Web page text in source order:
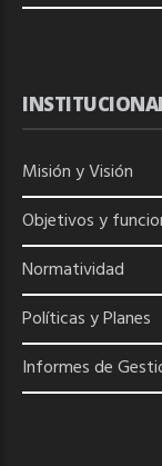
Misión y Visión
Objetivos y
Normatividad
Políticas y Planes
Informes de